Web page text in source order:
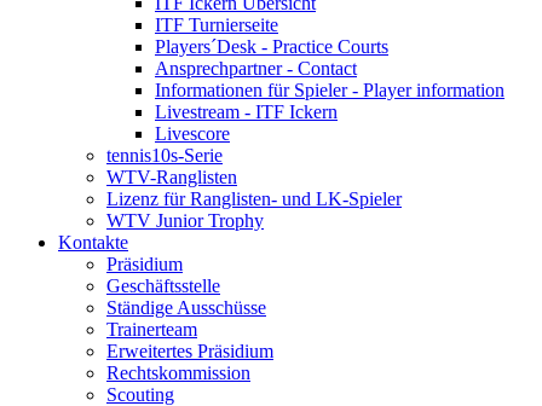
ITF Turnierseite
Players´Desk - Practice Courts
Ansprechpartner - Contact
Informationen für Spieler - Player information
Livestream - ITF Ickern
Livescore
tennis10s-Serie
WTV-Ranglisten
Lizenz für Ranglisten- und LK-Spieler
WTV Junior Trophy
Kontakte
Präsidium
Geschäftsstelle
Ständige Ausschüsse
Trainerteam
Erweitertes Präsidium
Rechtskommission
Scouting